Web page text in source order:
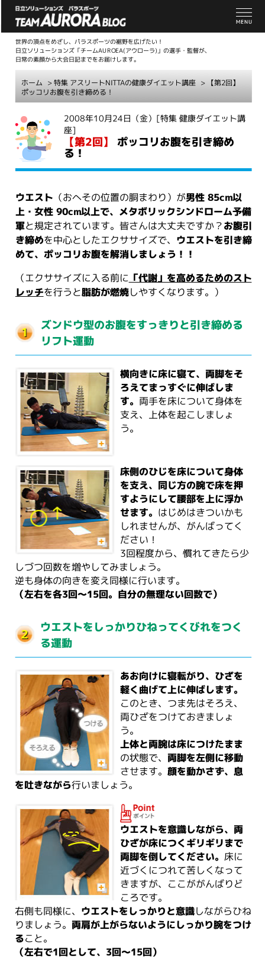
世界の頂点をめざし、パラスポーツの裾野を広げたい！
日立ソリューションズ「チームAUROEA(アウローラ)」の選手・監督が、
日常の素顔から大会日記までをお届けします。
ホーム >特集 アスリートNITTAの健康ダイエット講座 > 【第2回】
ポッコリお腹を引き締める！
2008年10月24日（金） [特集 健康ダイエット講
座]
【第2回】ポッコリお腹を引き締め
る！
ウエスト （おへその位置の胴まわり）が男性 85cm以
上・女性 90cm以上で、メタボリックシンドローム予備
軍と規定されています。皆さんは大丈夫ですか？お腹引
き締めを中心としたエクササイズで、 ウエストを引き締
めて、ポッコリお腹を解消しましょう！！
（エクササイズに入る前に 「代謝」を高めるためのスト
レッチを行うと脂肪が燃焼しやすくなります。）
ズンドウ型のお腹をすっきりと引き締める
リフト運動
横向きに床に寝て、両脚をそ
ろえてまっすぐに伸ばしま
す。 両手を床について身体を
支え、上体を起こしましょ
う。
床側のひじを床について身体
を支え、同じ方の腕で床を押
すようにして腰部を上に浮か
せます。 はじめはきついかも
しれませんが、がんばってく
ださい！
3回程度から、慣れてきたら少
しづつ回数を増やしてみましょう。
逆も身体の向きを変え同様に行います。
（左右を各3回～15回。自分の無理ない回数で）
ウエストをしっかりひねってくびれをつく
る運動
あお向けに寝転がり、ひざを
軽く曲げて上に伸ばします。
このとき、つま先はそろえ、
両ひざをつけておきましょ
う。
上体と両腕は床につけたまま
の状態で、両脚を左側に移動
させます。顔を動かさず、息
を吐きながら行いましょう。
ウエストを意識しながら、両
ひざが床につくギリギリまで
両脚を倒してください。床に
近づくにつれて苦しくなって
きますが、ここががんばりど
ころです。
右側も同様に、 ウエストをしっかりと意識しながらひね
りましょう。両肩が上がらないようにしっかり腕をつけ
ること。
（左右で1回として、3回～15回）